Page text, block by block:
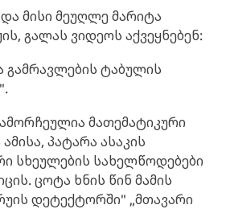
მისი მეუღლე მარიტა
გალას ვიდეოს აქვეყნებენ:
გამრავლების ტაბულის
მათემატიკური
პატარა ასაკის
სხეულების სახელწოდებები
ცოტა ხნის წინ მამის
დეტექტორში" „მთავარი